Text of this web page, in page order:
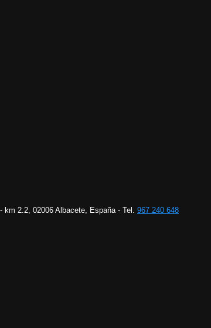
2.2, 02006 Albacete, España - Tel. 967 240 648